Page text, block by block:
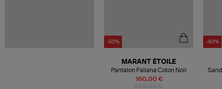
-50%
160,00 €
MARANT ÉTOILE
Pantalon Faliana Coton Noir
-40%